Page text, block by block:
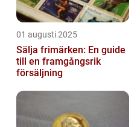
01 augusti 2025
Sälja frimärken: En guide
till en framgångsrik
försäljning